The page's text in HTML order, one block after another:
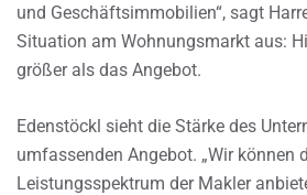
und Geschäftsimmobilien“, sagt
Situation am Wohnungsmarkt aus:
größer als das Angebot.
Edenstöckl sieht die Stärke des
umfassenden Angebot. „Wir können
Leistungsspektrum der Makler